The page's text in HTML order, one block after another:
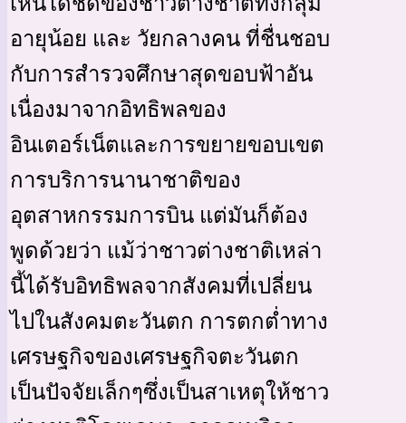
อายุน้อย และ วัยกลางคน ที่ชื่นชอบ
กับการสำรวจศึกษาสุดขอบฟ้าอัน
เนื่องมาจากอิทธิพลของ
อินเตอร์เน็ตและการขยายขอบเขต
การบริการนานาชาติของ
อุตสาหกรรมการบิน แต่มันก็ต้อง
พูดด้วยว่า แม้ว่าชาวต่างชาติเหล่า
นี้ได้รับอิทธิพลจากสังคมที่เปลี่ยน
ไปในสังคมตะวันตก การตกต่ำทาง
เศรษฐกิจของเศรษฐกิจตะวันตก
เป็นปัจจัยเล็กๆซึ่งเป็นสาเหตุให้ชาว